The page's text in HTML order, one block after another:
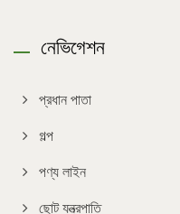
নেভিগেশন
প্রধান পাতা
গল্প
পণ্য লাইন
ছোট যন্ত্রপাতি